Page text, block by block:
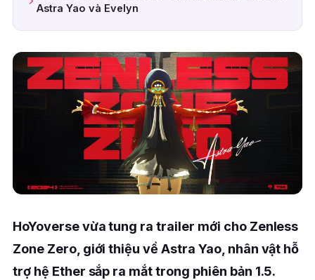
Astra Yao và Evelyn
HoYoverse vừa tung ra trailer mới cho Zenless
Zone Zero, giới thiệu về Astra Yao, nhân vật hỗ
trợ hệ Ether sắp ra mắt trong phiên bản 1.5.